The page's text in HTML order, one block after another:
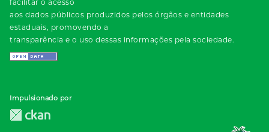
facilitar o acesso
aos dados públicos produzidos pelos órgãos e entidades
estaduais, promovendo a
transparência e o uso dessas informações pela sociedade.
Impulsionado por